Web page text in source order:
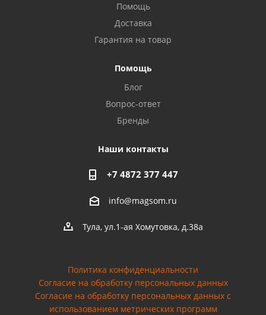
Помощь
Доставка
Гарантия на товар
Помощь
Блог
Вопрос-ответ
Бренды
Наши контакты
+7 4872 377 447
info@magsom.ru
Тула, ул.1-ая Хомутовка, д.38а
Политика конфиденциальности
Согласие на обработку персональных данных
Cогласие на обработку персональных данных с
использованием метрических программ